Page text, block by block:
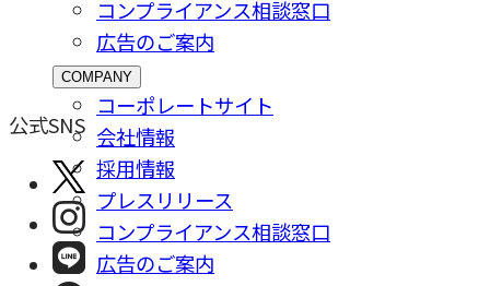
コンプライアンス相談窓⼝
広告のご案内
COMPANY
コーポレートサイト
会社情報
採⽤情報
プレスリリース
コンプライアンス相談窓⼝
広告のご案内
公式SNS